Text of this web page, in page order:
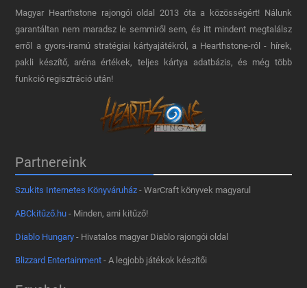
Magyar Hearthstone​ rajongói oldal 2013 óta a közösségért! Nálunk
garantáltan nem maradsz le semmiről sem, és itt mindent megtalálsz
erről a gyors-iramú stratégiai kártyajátékról, a Hearthstone-ról - hírek,
pakli készítő, aréna értékek, teljes kártya adatbázis, és még több
funkció regisztráció után!
Partnereink
Szukits Internetes Könyváruház - WarCraft könyvek magyarul
ABCkitűző.hu - Minden, ami kitűző!
Diablo Hungary - Hivatalos magyar Diablo rajongói oldal
Blizzard Entertainment - A legjobb játékok készítői